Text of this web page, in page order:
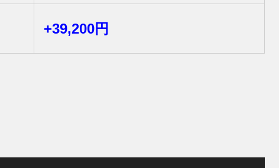
+39,200円